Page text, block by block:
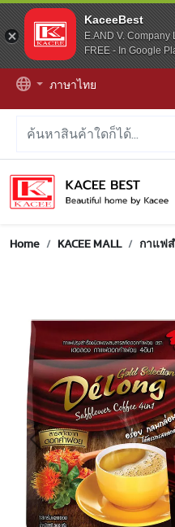
KaceeBest
E.AND V. Company
FREE - In Google
ภาษาไทย
Home KACEE MALL กาแฟ
Previous